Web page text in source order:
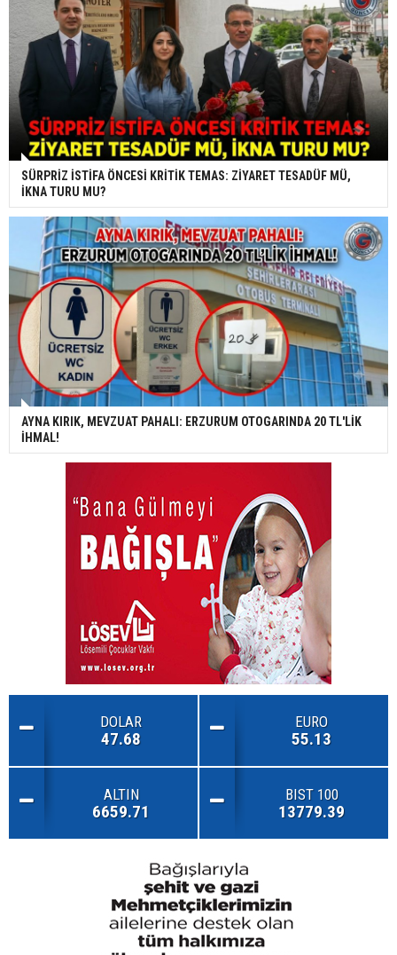
SÜRPRİZ İSTİFA ÖNCESİ KRİTİK TEMAS: ZİYARET TESADÜF MÜ,
İKNA TURU MU?
AYNA KIRIK, MEVZUAT PAHALI: ERZURUM OTOGARINDA 20 TL'LİK
İHMAL!
DOLAR
47.68
EURO
55.13
ALTIN
6659.71
BIST 100
13779.39